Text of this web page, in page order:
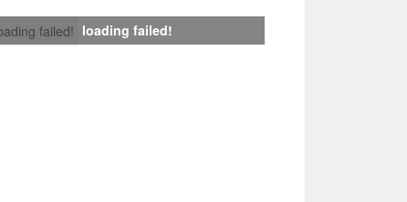
failed! loading failed!